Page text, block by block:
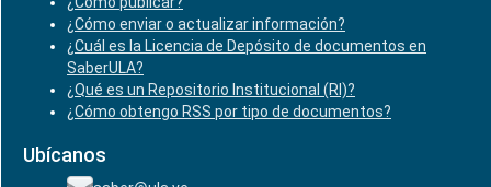
¿Cómo enviar o actualizar información?
¿Cuál es la Licencia de Depósito de documentos en
SaberULA?
¿Qué es un Repositorio Institucional (RI)?
¿Cómo obtengo RSS por tipo de documentos?
Ubícanos